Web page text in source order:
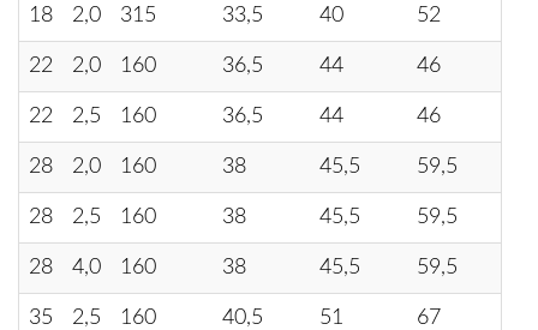
18 2,0 315 33,5 40 52
22 2,0 160 36,5 44 46
22 2,5 160 36,5 44 46
28 2,0 160 38 45,5 59,5
28 2,5 160 38 45,5 59,5
28 4,0 160 38 45,5 59,5
35 2,5 160 40,5 51 67